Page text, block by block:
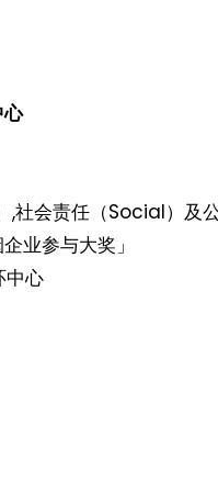
社会责任（Social）及
业参与大奖」
中心